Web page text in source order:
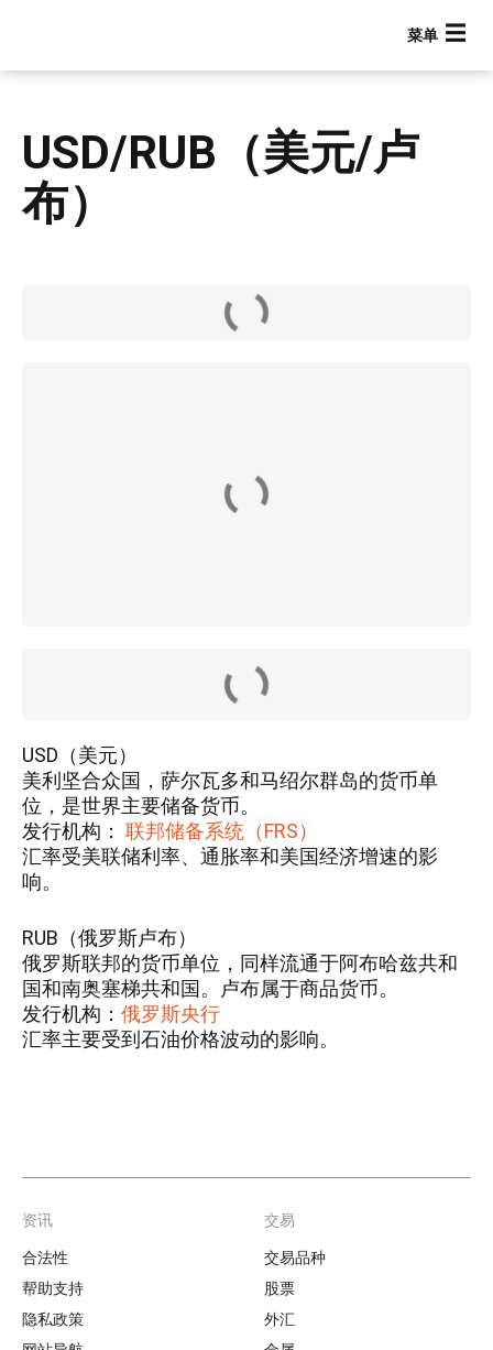
USD/RUB（美元/卢
布）
USD（美元）
美利坚合众国，萨尔瓦多和马绍尔群岛的货币单
位，是世界主要储备货币。
发行机构： 联邦储备系统（FRS）
汇率受美联储利率、通胀率和美国经济增速的影
响。
RUB（俄罗斯卢布）
俄罗斯联邦的货币单位，同样流通于阿布哈兹共和
国和南奥塞梯共和国。卢布属于商品货币。
发行机构： 俄罗斯央行
汇率主要受到石油价格波动的影响。
Footer
资讯
合法性
帮助支持
隐私政策
交易
交易品种
股票
外汇